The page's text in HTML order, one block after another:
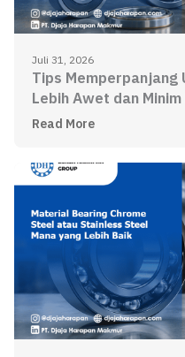
Tips Memperpanjang
Lebih Awet dan
Juli 31, 2026
Read More